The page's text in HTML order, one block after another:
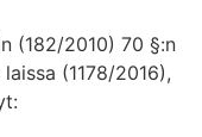
(182/2010) 70 §:n
(1178/2016),